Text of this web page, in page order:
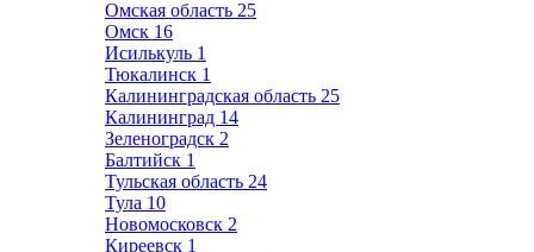
Омская область 25
Омск 16
Исилькуль 1
Тюкалинск 1
Калининградская область 25
Калининград 14
Зеленоградск 2
Балтийск 1
Тульская область 24
Тула 10
Новомосковск 2
Киреевск 1